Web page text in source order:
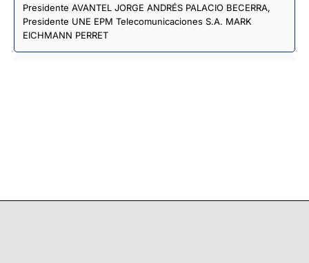
Presidente AVANTEL JORGE ANDRÉS PALACIO BECERRA,
Presidente UNE EPM Telecomunicaciones S.A. MARK
EICHMANN PERRET